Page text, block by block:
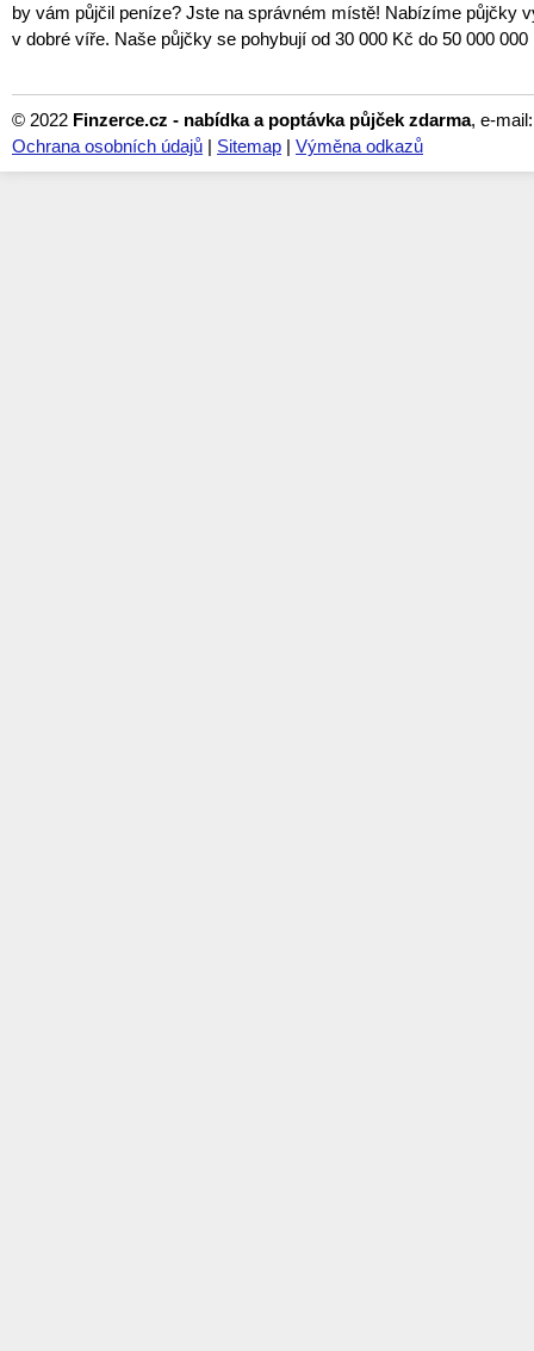
by vám půjčil peníze? Jste na správném místě! Nabízíme půjčky
v dobré víře. Naše půjčky se pohybují od 30 000 Kč do 50 000 000
© 2022 Finzerce.cz - nabídka a poptávka půjček zdarma, e-
Ochrana osobních údajů | Sitemap | Výměna odkazů